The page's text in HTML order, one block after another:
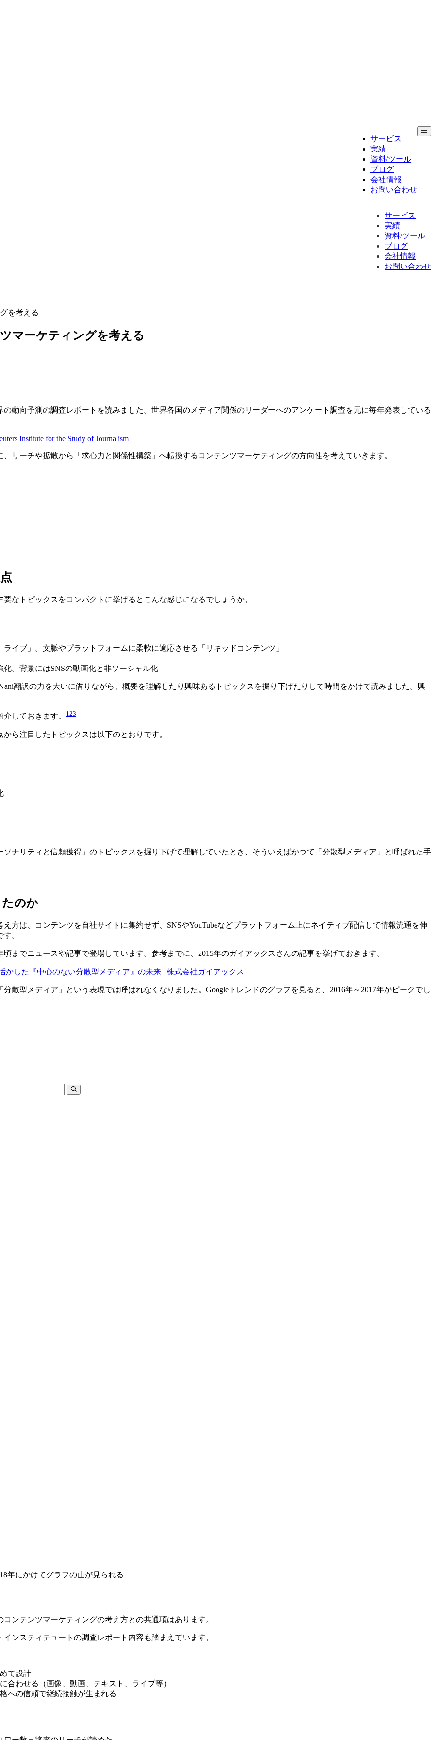
サービス
実績
資料/ツール
ブログ
会社情報
お問い合わせ
サービス
実績
資料/ツール
ブログ
会社情報
お問い合わせ
を考える
マーケティングを考える
動向予測の調査レポートを読みました。世界各国のメディア関係のリーダーへのアンケート調査を元に毎年発表している
Institute for the Study of Journalism
リーチや拡散から「求心力と関係性構築」へ転換するコンテンツマーケティングの方向性を考えていきます。
なトピックスをコンパクトに挙げるとこんな感じになるでしょうか。
イブ」。文脈やプラットフォームに柔軟に適応させる「リキッドコンテンツ」
。背景にはSNSの動画化と非ソーシャル化
翻訳の力を大いに借りながら、概要を理解したり興味あるトピックスを掘り下げたりして時間をかけて読みました。興
しておきます。 123
ら注目したトピックスは以下のとおりです。
ナリティと信頼獲得」のトピックスを掘り下げて理解していたとき、そういえばかつて「分散型メディア」と呼ばれた手
のか
方は、コンテンツを自社サイトに集約せず、SNSやYouTubeなどプラットフォーム上にネイティブ配信して情報流通を伸
。
までニュースや記事で登場しています。参考までに、2015年のガイアックスさんの記事を挙げておきます。
した『中心のない分散型メディア』の未来 | 株式会社ガイアックス
散型メディア」という表現では呼ばれなくなりました。Googleトレンドのグラフを見ると、2016年～2017年がピークでし
年にかけてグラフの山が見られる
ンテンツマーケティングの考え方との共通項はあります。
ンスティテュートの調査レポート内容も踏まえています。
て設計
合わせる（画像、動画、テキスト、ライブ等）
への信頼で継続接触が生まれる